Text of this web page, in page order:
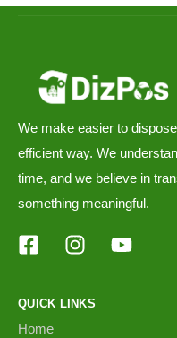
We make easier to
efficient way. We
time, and we believe in
something meaningful.
QUICK LINKS
Home